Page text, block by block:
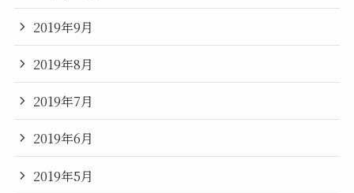
2019年9月
2019年8月
2019年7月
2019年6月
2019年5月